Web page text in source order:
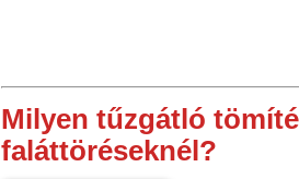
Milyen tűzgátló
faláttöréseknél?